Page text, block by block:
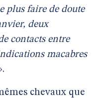
plus faire de doute
deux
contacts entre
macabres
chevaux que